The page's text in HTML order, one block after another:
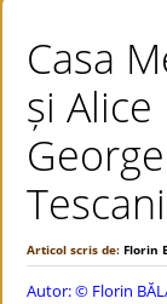
Casa
și Alice
Tescani
Articol scris de:Florin
Autor: © Florin